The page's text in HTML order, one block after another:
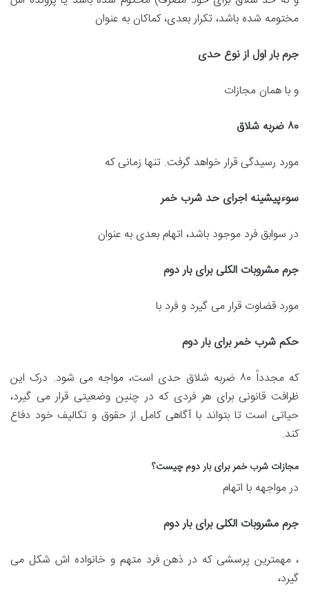
مختومه شده باشد، تکرار بعدی، کماکان به عنوان
جرم بار اول از نوع حدی
و با همان مجازات
۸۰ ضربه شلاق
مورد رسیدگی قرار خواهد گرفت. تنها زمانی که
سوءپیشینه اجرای حد شرب خمر
در سوابق فرد موجود باشد، اتهام بعدی به عنوان
جرم مشروبات الکلی برای بار دوم
مورد قضاوت قرار می گیرد و فرد با
حکم شرب خمر برای بار دوم
که مجدداً ۸۰ ضربه شلاق حدی است، مواجه می شود. درک این
ظرافت قانونی برای هر فردی که در چنین وضعیتی قرار می گیرد،
حیاتی است تا بتواند با آگاهی کامل از حقوق و تکالیف خود دفاع
کند.
مجازات شرب خمر برای بار دوم چیست؟
در مواجهه با اتهام
جرم مشروبات الکلی برای بار دوم
، مهمترین پرسشی که در ذهن فرد متهم و خانواده اش شکل می
گیرد،